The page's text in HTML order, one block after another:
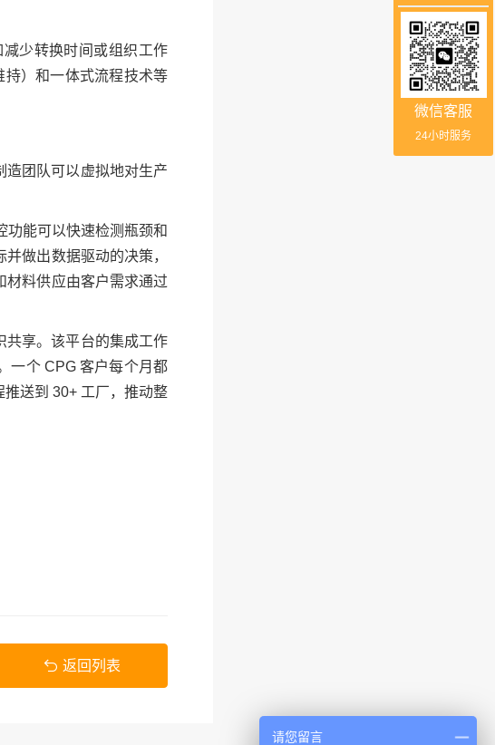
少转换时间或组织工作
）和一体式流程技术等
造团队可以虚拟地对生产
功能可以快速检测瓶颈和
做出数据驱动的决策，
材料供应由客户需求通过
共享。该平台的集成工作
一个 CPG 客户每个月都
送到 30+ 工厂，推动整
返回列表
微信客服
24小时服务
请您留言